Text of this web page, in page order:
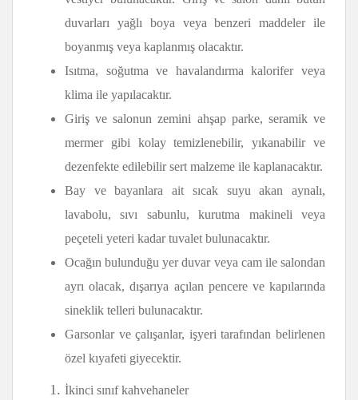
duvarları yağlı boya veya benzeri maddeler ile
boyanmış veya kaplanmış olacaktır.
Isıtma, soğutma ve havalandırma kalorifer veya
klima ile yapılacaktır.
Giriş ve salonun zemini ahşap parke, seramik ve
mermer gibi kolay temizlenebilir, yıkanabilir ve
dezenfekte edilebilir sert malzeme ile kaplanacaktır.
Bay ve bayanlara ait sıcak suyu akan aynalı,
lavabolu, sıvı sabunlu, kurutma makineli veya
peçeteli yeteri kadar tuvalet bulunacaktır.
Ocağın bulunduğu yer duvar veya cam ile salondan
ayrı olacak, dışarıya açılan pencere ve kapılarında
sineklik telleri bulunacaktır.
Garsonlar ve çalışanlar, işyeri tarafından belirlenen
özel kıyafeti giyecektir.
İkinci sınıf kahvehaneler